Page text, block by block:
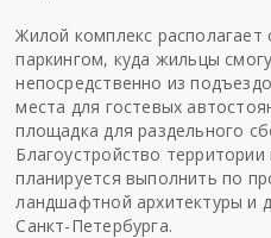
Жилой комплекс
паркингом, куда жильцы
непосредственно из
места для гостевых
площадка для раздельного
Благоустройство
планируется выполнить по
ландшафтной архитектуры и
Санкт-Петербурга.